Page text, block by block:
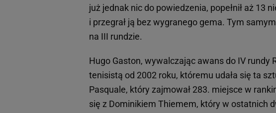
już jednak nic do powiedzenia, popełnił aż 13
i przegrał ją bez wygranego gema. Tym
na III rundzie.
Hugo Gaston, wywalczając awans do IV rundy
tenisistą od 2002 roku, któremu udała się ta
Pasquale, który zajmował 283. miejsce w
się z Dominikiem Thiemem, który w ostatnich